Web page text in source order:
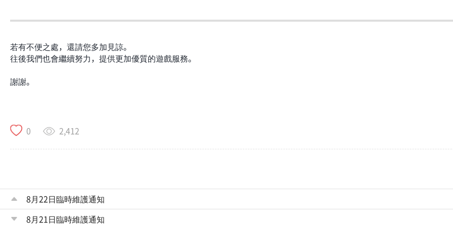
若有不便之處，還請您多加見諒。
往後我們也會繼續努力，提供更加優質的遊戲服務。
謝謝。​
0 2,412
8月22日臨時維護通知
8月21日臨時維護通知